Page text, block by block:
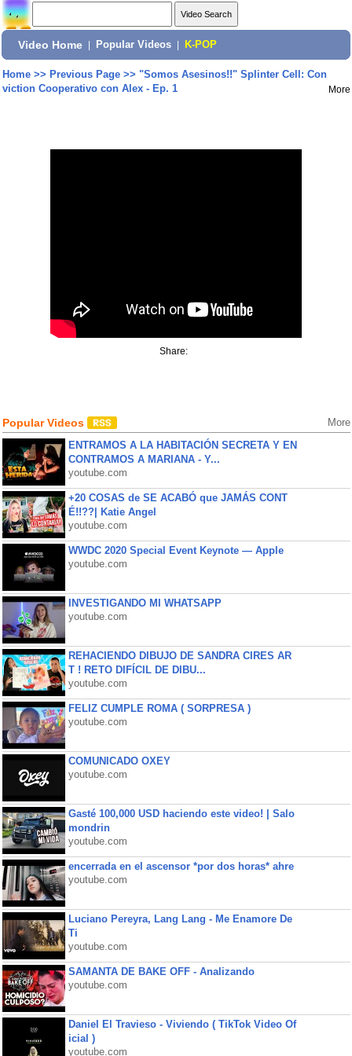
Video Home Popular Videos K-POP
Home>> Previous Page>> "Somos Asesinos!!" Splinter Cell: Con
viction Cooperativo con Alex - Ep. 1
More
Share:
Popular Videos More
ENTRAMOS A LA HABITACIÓN SECRETA Y EN
CONTRAMOS A MARIANA - Y...
youtube.com
+20 COSAS de SE ACABÓ que JAMÁS CONT
É!!??| Katie Angel
youtube.com
WWDC 2020 Special Event Keynote — Apple
youtube.com
INVESTIGANDO MI WHATSAPP
youtube.com
REHACIENDO DIBUJO DE SANDRA CIRES AR
T ! RETO DIFÍCIL DE DIBU...
youtube.com
FELIZ CUMPLE ROMA ( SORPRESA )
youtube.com
COMUNICADO OXEY
youtube.com
Gasté 100,000 USD haciendo este video! | Salo
mondrin
youtube.com
encerrada en el ascensor *por dos horas* ahre
youtube.com
Luciano Pereyra, Lang Lang - Me Enamore De
Ti
youtube.com
SAMANTA DE BAKE OFF - Analizando
youtube.com
Daniel El Travieso - Viviendo ( TikTok Video Of
icial )
youtube.com